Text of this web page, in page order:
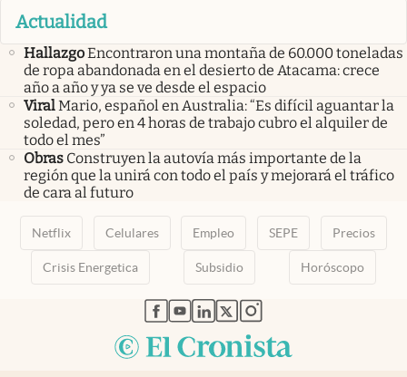
Actualidad
HallazgoEncontraron una montaña de 60.000 toneladas
de ropa abandonada en el desierto de Atacama: crece
año a año y ya se ve desde el espacio
ViralMario, español en Australia: “Es difícil aguantar la
soledad, pero en 4 horas de trabajo cubro el alquiler de
todo el mes”
Obras Construyen la autovía más importante de la
región que la unirá con todo el país y mejorará el tráfico
de cara al futuro
Netflix Celulares Empleo SEPE Precios
Crisis Energetica Subsidio Horóscopo
abre en nueva pestaña
abre en nueva pestaña
abre en nueva pestaña
abre en nueva pestaña
abre en nueva pestaña